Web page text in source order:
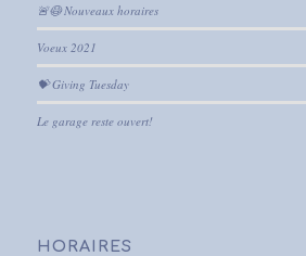
🚨😷 Nouveaux horaires
Voeux 2021
💝 Giving Tuesday
Le garage reste ouvert!
HORAIRES